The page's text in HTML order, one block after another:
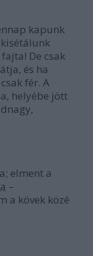
kapunk
De csak
és ha
fér. A
helyébe jött
elment a
–
a kövek közé